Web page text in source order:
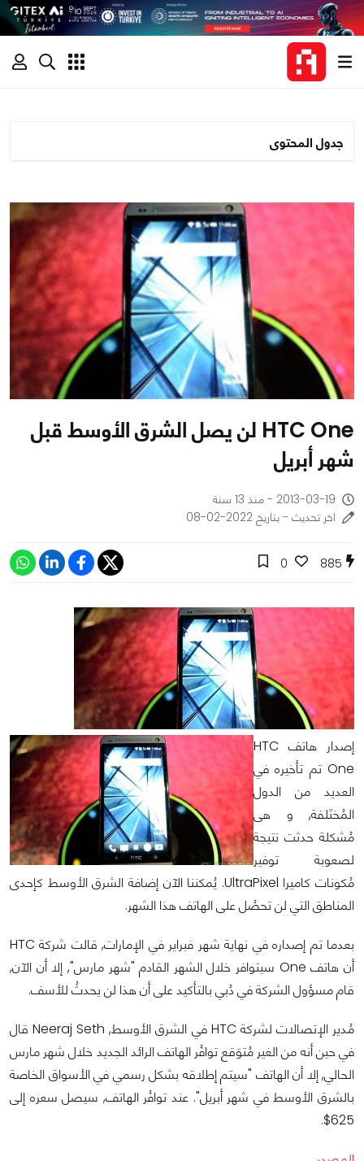
جدول المحتوى
HTC One لن يصل الشرق الأوسط قبل
شهر أبريل
2013-03-19 - منذ 13 سنة
اخر تحديث - بتاريخ 2022-02-08
885
0
إصدار هاتف HTC
One تم تأخيره في
العديد من الدول
المُختَلفة, و هى
مُشكلة حدثت نتيجة
لصعوبة توفير
مُكونات كاميرا UltraPixel. يُمكننا الآن إضافة الشرق الأوسط كإحدى
المناطق التي لن تحصُل على الهاتف هذا الشهر.
بعدما تم إصداره في نهاية شهر فبراير في الإمارات, قالت شركة HTC
أن هاتف One سيتوافر خلال الشهر القادم "شهر مارس", إلا أن الآن,
قام مسؤول الشركة في دُبي بالتأكيد على أن هذا لن يحدثُ للأسف.
مُدير الإتصالات لشركة HTC في الشرق الأوسط, Neeraj Seth قال
في حين أنه من الغير مُتوَقع توافُر الهاتف الرائد الجديد خلال شهر مارس
الحالي, إلا أن الهاتف "سيتم إطلاقه بشكل رسمي في الأسواق الخاصة
بالشرق الأوسط في شهر أبريل". عند توافُر الهاتف, سيصل سعره إلى
625$.